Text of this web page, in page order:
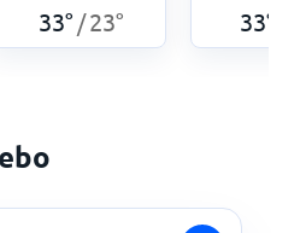
33° /23° 33°